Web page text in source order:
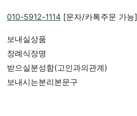
010-5912-1114 [문자/카톡주문 가능]
보내실상품
장례식장명
받으실분성함(고인과의관계)
보내시는분리본문구